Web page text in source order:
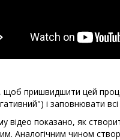
щоб пришвидшити цей
і заповнювати
відео показано, як
Аналогічним чином